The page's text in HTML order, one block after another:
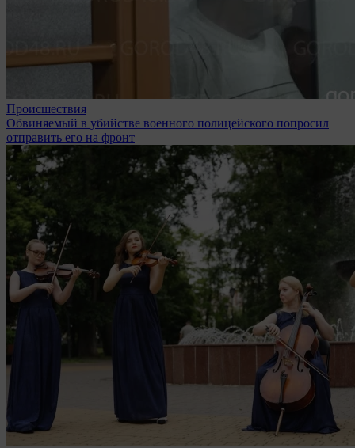
Происшествия
Обвиняемый в убийстве военного полицейского попросил
отправить его на фронт